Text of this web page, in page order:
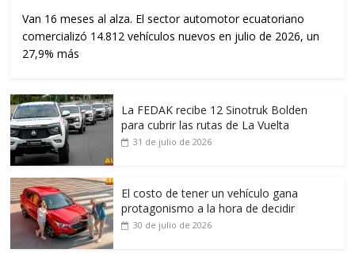
Van 16 meses al alza. El sector automotor ecuatoriano
comercializó 14.812 vehículos nuevos en julio de 2026, un
27,9% más
La FEDAK recibe 12 Sinotruk Bolden
para cubrir las rutas de La Vuelta
31 de julio de 2026
El costo de tener un vehículo gana
protagonismo a la hora de decidir
30 de julio de 2026